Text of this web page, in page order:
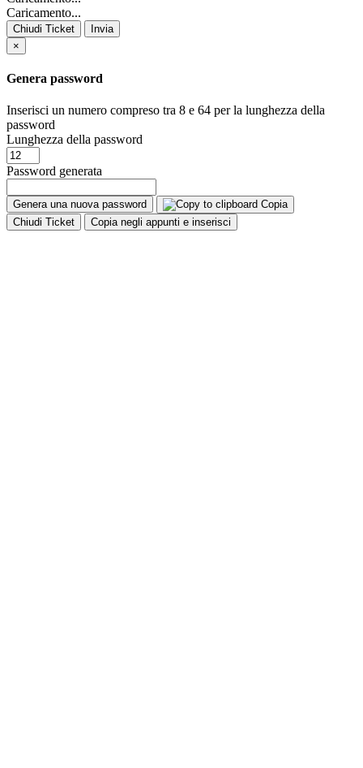
Caricamento...
Chiudi Ticket
Invia
×
Genera password
Inserisci un numero compreso tra 8 e 64 per la lunghezza della
password
Lunghezza della password
Password generata
Genera una nuova password
Copia
Chiudi Ticket
Copia negli appunti e inserisci